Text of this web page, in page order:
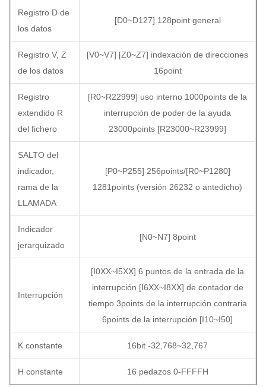
Registro D de
los datos
[D0~D127] 128point general
Registro V, Z
de los datos
[V0~V7] [Z0~Z7] indexación de direcciones
16point
Registro
extendido R
del fichero
[R0~R22999] uso interno 1000points de la
interrupción de poder de la ayuda
23000points [R23000~R23999]
SALTO del
indicador,
rama de la
LLAMADA
[P0~P255] 256points/[R0~P1280]
1281points (versión 26232 o antedicho)
Indicador
jerarquizado
[N0~N7] 8point
Interrupción
[I0XX~I5XX] 6 puntos de la entrada de la
interrupción [I6XX~I8XX] de contador de
tiempo 3points de la interrupción contraria
6points de la interrupción [I10~I50]
K constante 16bit -32,768~32,767
H constante 16 pedazos 0-FFFFH